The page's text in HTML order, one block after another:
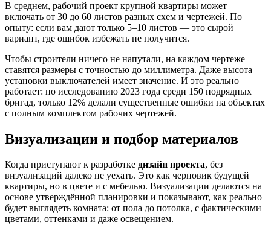
В среднем, рабочий проект крупной квартиры может
включать от 30 до 60 листов разных схем и чертежей. По
опыту: если вам дают только 5–10 листов — это сырой
вариант, где ошибок избежать не получится.
Чтобы строители ничего не напутали, на каждом чертеже
ставятся размеры с точностью до миллиметра. Даже высота
установки выключателей имеет значение. И это реально
работает: по исследованию 2023 года среди 150 подрядных
бригад, только 12% делали существенные ошибки на объектах
с полным комплектом рабочих чертежей.
Визуализации и подбор материалов
Когда приступают к разработке дизайн проекта, без
визуализаций далеко не уехать. Это как черновик будущей
квартиры, но в цвете и с мебелью. Визуализации делаются на
основе утверждённой планировки и показывают, как реально
будет выглядеть комната: от пола до потолка, с фактическими
цветами, оттенками и даже освещением.